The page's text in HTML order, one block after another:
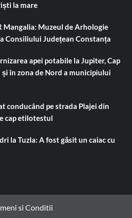
la mare
Mangalia: Muzeul de Arhologie
Consiliului Județean Constanța
apei potabile la Jupiter, Cap
în zona de Nord a municipiului
conducând pe strada Plajei din
cap etilotestul
la Tuzla: A fost găsit un caiac cu
si Conditii